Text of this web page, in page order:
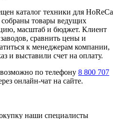
каталог техники для HoReCa
товары ведущих
масштаб и бюджет. Клиент
сравнить цены и
к менеджерам компании,
и выставили счет на оплату.
по телефону 8 800 707
онлайн-чат на сайте.
наши специалисты